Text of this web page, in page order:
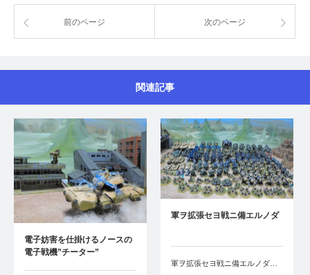
前のページ 次のページ
関連記事
電子妨害を仕掛けるノースの
電子戦機”チーター”
軍ヲ拡張セヨ戦ニ備エルノダ
軍ヲ拡張セヨ戦ニ備エルノダ…